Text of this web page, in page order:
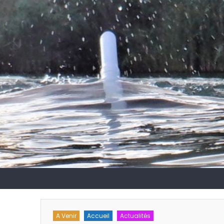
A Venir Accueil Actualités